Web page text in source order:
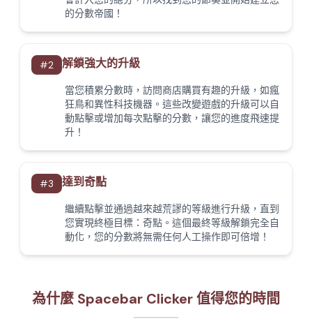
的分數帝國！
#2 解鎖強大的升級
當您積累分數時，訪問商店購買有趣的升級，如瘋
狂鳥和異性科技機器。這些改變遊戲的升級可以自
動點擊或增加每次點擊的分數，讓您的進度飛速提
升！
#3 達到奇點
繼續點擊並通過越來越荒謬的等級進行升級，直到
您實現終極目標：奇點。這個最終等級解鎖完全自
動化，您的分數將無需任何人工操作即可倍增！
為什麼 Spacebar Clicker 值得您的時間